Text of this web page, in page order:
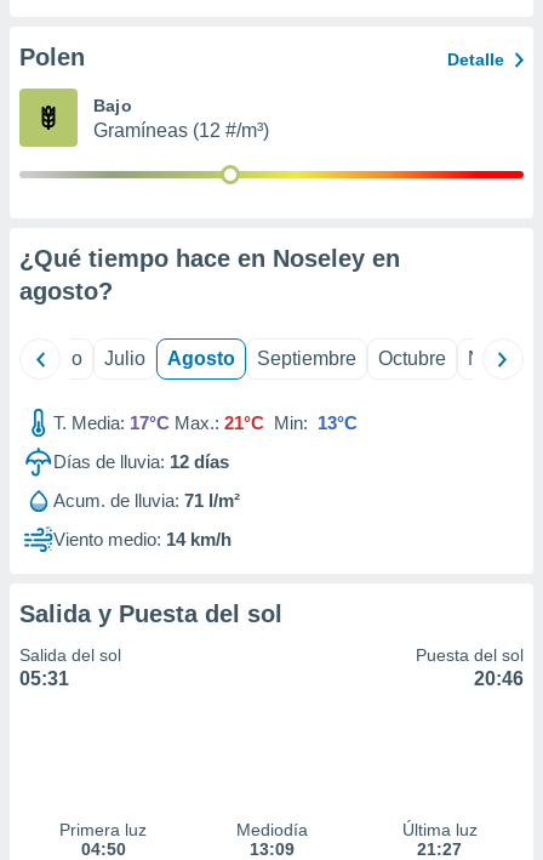
e
mediante
de
1199
Polen Detalle
Bajo
Gramíneas (12 #/m³)
¿Qué tiempo hace en Noseley en
agosto?
Junio Julio Agosto Septiembre Octubre
T. Media: 17°C Max.: 21°C Min: 13°C
Días de lluvia: 12 días
Acum. de lluvia: 71 l/m²
Viento medio: 14 km/h
Salida y Puesta del sol
Salida del sol
05:31
Puesta del sol
20:46
Primera luz
04:50
Mediodía
13:09
Última luz
21:27